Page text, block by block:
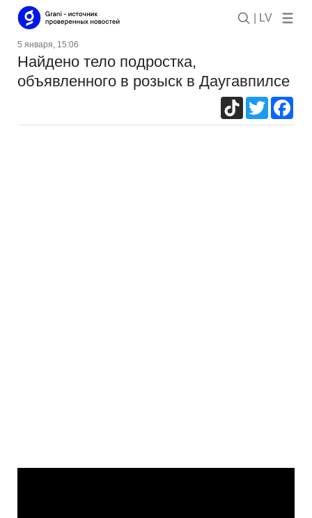
| LV
5 января, 15:06
Найдено тело подростка,
объявленного в розыск в Даугавпилсе
TikTokTwitter